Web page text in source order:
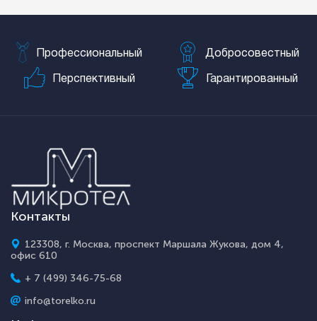
Профессиональный Добросовестный
Перспективный Гарантированный
Контакты
123308, г. Москва, проспект Маршала Жукова, дом 4,
офис 610
+ 7 (499) 346-75-68
info@torelko.ru